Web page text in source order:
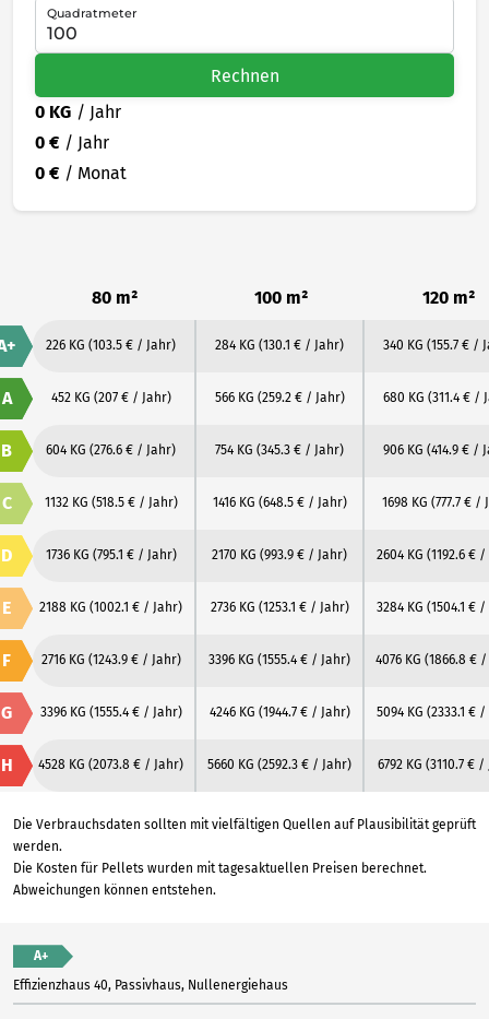
Quadratmeter
Rechnen
0 KG / Jahr
0 € / Jahr
0 € / Monat
80 m² 100 m² 120 m²
226 KG (103.5 € / Jahr) 284 KG (130.1 € / Jahr) 340 KG (155.7 € /
A 452 KG (207 € / Jahr) 566 KG (259.2 € / Jahr) 680 KG (311.4 € /
B 604 KG (276.6 € / Jahr) 754 KG (345.3 € / Jahr) 906 KG (414.9 € /
C 1132 KG (518.5 € / Jahr) 1416 KG (648.5 € / Jahr) 1698 KG (777.7 € /
D 1736 KG (795.1 € / Jahr) 2170 KG (993.9 € / Jahr) 2604 KG (1192.6 €
E 2188 KG (1002.1 € / Jahr) 2736 KG (1253.1 € / Jahr) 3284 KG (1504.1 €
F 2716 KG (1243.9 € / Jahr) 3396 KG (1555.4 € / Jahr) 4076 KG (1866.8 €
G 3396 KG (1555.4 € / Jahr) 4246 KG (1944.7 € / Jahr) 5094 KG (2333.1 €
H 4528 KG (2073.8 € / Jahr) 5660 KG (2592.3 € / Jahr) 6792 KG (3110.7 € /
Die Verbrauchsdaten sollten mit vielfältigen Quellen auf Plausibilität geprüft
werden.
Die Kosten für Pellets wurden mit tagesaktuellen Preisen berechnet.
Abweichungen können entstehen.
A+
Effizienzhaus 40, Passivhaus, Nullenergiehaus